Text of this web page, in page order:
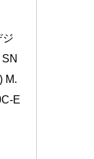
ジ
M.
E